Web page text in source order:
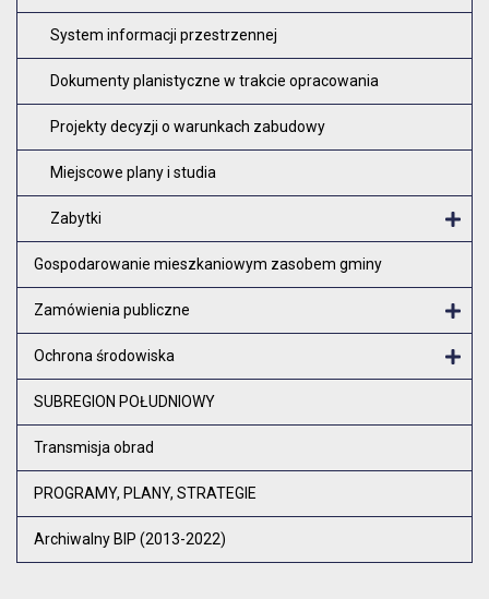
System informacji przestrzennej
Dokumenty planistyczne w trakcie opracowania
Projekty decyzji o warunkach zabudowy
Miejscowe plany i studia
Zabytki
Gospodarowanie mieszkaniowym zasobem gminy
Zamówienia publiczne
Ochrona środowiska
SUBREGION POŁUDNIOWY
Transmisja obrad
PROGRAMY, PLANY, STRATEGIE
Archiwalny BIP (2013-2022)